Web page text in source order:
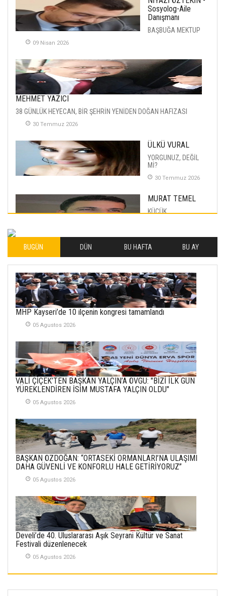
Sosyolog-Aile
Danışmanı
BAŞBUĞA MEKTUP
09 Nisan 2026
MEHMET YAZICI
38 GÜNLÜK HEYECAN, BİR ŞEHRİN YENİDEN DOĞAN HAFIZASI
30 Temmuz 2026
ÜLKÜ VURAL
YORGUNUZ, DEĞİL
Mİ?
30 Temmuz 2026
MURAT TEMEL
KÜÇÜK
İLHAN YILMAZ
SOFRADA AYRIMCILIK
VAR
26 Subat 2026
METİN ERTEM
21 Haziran 2026
SEMRA ŞAHİN
KENDİNE UYANMAK
30 Temmuz 2026
İlgi Alanlarımız ve Biz
02 Ekim 2025
SABAHATTİN
SÜRMEN
puana Ulaştı
01 Mayis 2026
BUGÜN DÜN BU HAFTA BU AY
MHP Kayseri’de 10 ilçenin kongresi tamamlandı
05 Agustos 2026
VALİ ÇİÇEK’TEN BAŞKAN YALÇIN’A ÖVGÜ: "BİZİ İLK GÜN
YÜREKLENDİREN İSİM MUSTAFA YALÇIN OLDU"
05 Agustos 2026
BAŞKAN ÖZDOĞAN: “ORTASEKİ ORMANLARI’NA ULAŞIMI
DAHA GÜVENLİ VE KONFORLU HALE GETİRİYORUZ”
05 Agustos 2026
Develi’de 40. Uluslararası Aşık Seyrani Kültür ve Sanat
Festivali düzenlenecek
05 Agustos 2026